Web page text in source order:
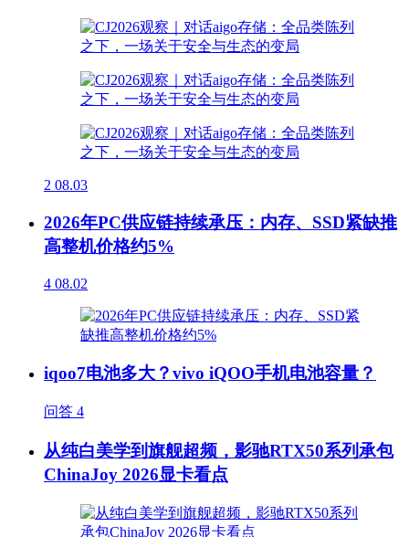
2 08.03
2026年PC供应链持续承压：内存、SSD紧缺推
高整机价格约5%
4 08.02
iqoo7电池多大？vivo iQOO手机电池容量？
问答 4
从纯白美学到旗舰超频，影驰RTX50系列承包
ChinaJoy 2026显卡看点